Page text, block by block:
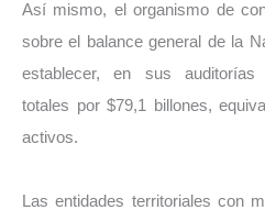
Así mismo, el organismo de
sobre el balance general de la
establecer, en sus auditorías
totales por $79,1 billones,
activos.
Las entidades territoriales con